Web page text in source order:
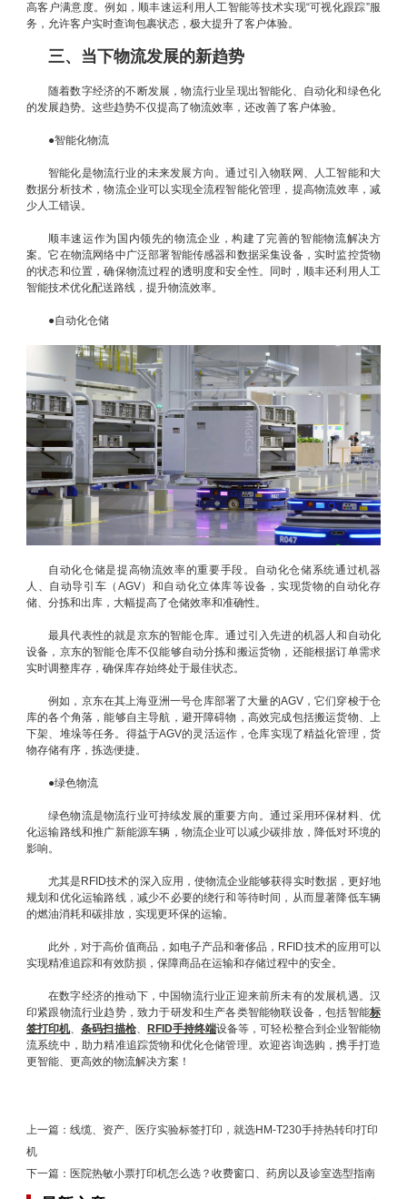
高客户满意度。例如，顺丰速运利用人工智能等技术实现“可视化跟踪”服
务，允许客户实时查询包裹状态，极大提升了客户体验。
三、当下物流发展的新趋势
随着数字经济的不断发展，物流行业呈现出智能化、自动化和绿色化
的发展趋势。这些趋势不仅提高了物流效率，还改善了客户体验。
●智能化物流
智能化是物流行业的未来发展方向。通过引入物联网、人工智能和大
数据分析技术，物流企业可以实现全流程智能化管理，提高物流效率，减
少人工错误。
顺丰速运作为国内领先的物流企业，构建了完善的智能物流解决方
案。它在物流网络中广泛部署智能传感器和数据采集设备，实时监控货物
的状态和位置，确保物流过程的透明度和安全性。同时，顺丰还利用人工
智能技术优化配送路线，提升物流效率。
●自动化仓储
自动化仓储是提高物流效率的重要手段。自动化仓储系统通过机器
人、自动导引车（AGV）和自动化立体库等设备，实现货物的自动化存
储、分拣和出库，大幅提高了仓储效率和准确性。
最具代表性的就是京东的智能仓库。通过引入先进的机器人和自动化
设备，京东的智能仓库不仅能够自动分拣和搬运货物，还能根据订单需求
实时调整库存，确保库存始终处于最佳状态。
例如，京东在其上海亚洲一号仓库部署了大量的AGV，它们穿梭于仓
库的各个角落，能够自主导航，避开障碍物，高效完成包括搬运货物、上
下架、堆垛等任务。得益于AGV的灵活运作，仓库实现了精益化管理，货
物存储有序，拣选便捷。
●绿色物流
绿色物流是物流行业可持续发展的重要方向。通过采用环保材料、优
化运输路线和推广新能源车辆，物流企业可以减少碳排放，降低对环境的
影响。
尤其是RFID技术的深入应用，使物流企业能够获得实时数据，更好地
规划和优化运输路线，减少不必要的绕行和等待时间，从而显著降低车辆
的燃油消耗和碳排放，实现更环保的运输。
此外，对于高价值商品，如电子产品和奢侈品，RFID技术的应用可以
实现精准追踪和有效防损，保障商品在运输和存储过程中的安全。
在数字经济的推动下，中国物流行业正迎来前所未有的发展机遇。汉
印紧跟物流行业趋势，致力于研发和生产各类智能物联设备，包括智能标
签打印机、条码扫描枪、 RFID手持终端设备等，可轻松整合到企业智能物
流系统中，助力精准追踪货物和优化仓储管理。欢迎咨询选购，携手打造
更智能、更高效的物流解决方案！
上一篇： 线缆、资产、医疗实验标签打印，就选HM-T230手持热转印打印
机
下一篇： 医院热敏小票打印机怎么选？收费窗口、药房以及诊室选型指南